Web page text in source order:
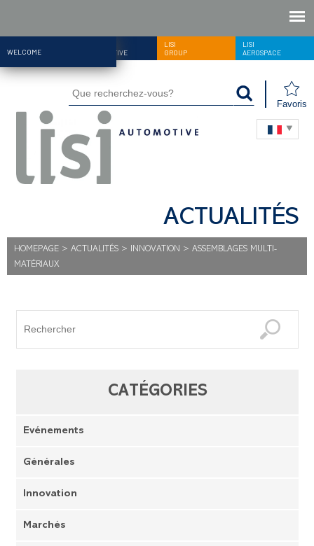
WELCOME
AUTOMOTIVE
LISI
GROUP
LISI
AEROSPACE
Favoris
ACTUALITÉS
HOMEPAGE > ACTUALITÉS > INNOVATION > ASSEMBLAGES MULTI-
MATÉRIAUX
CATÉGORIES
Evénements
Générales
Innovation
Marchés